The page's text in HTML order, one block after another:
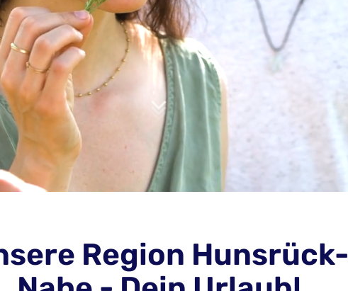
Region Hunsrück-